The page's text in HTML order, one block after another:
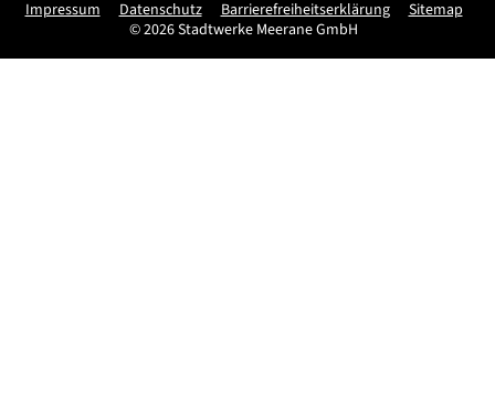
Impressum Datenschutz Barrierefreiheitserklärung
Sitemap
© 2026 Stadtwerke Meerane GmbH